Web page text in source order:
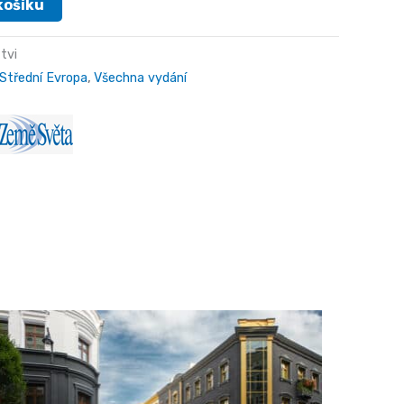
Střední Evropa, Všechna vydání